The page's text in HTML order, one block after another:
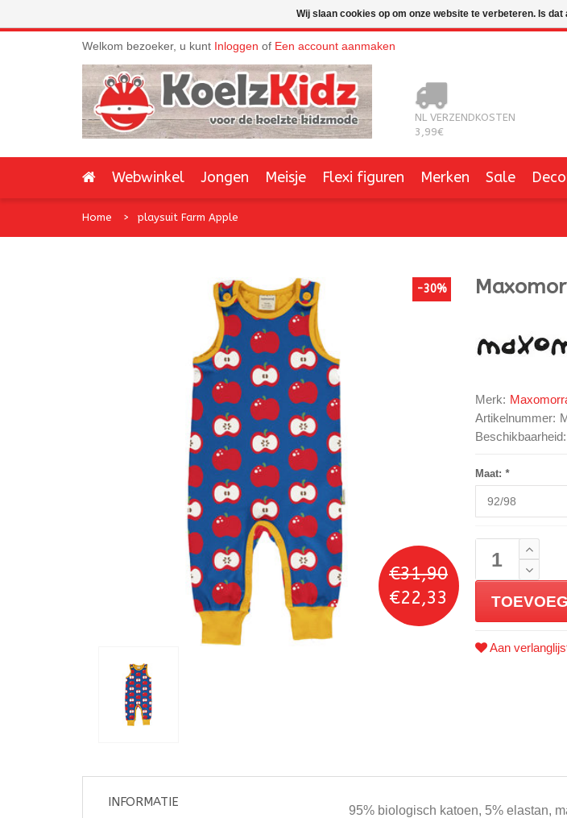
Welkom bezoeker, u kunt Inloggen of Een account aanmaken
NL VERZENDKOSTEN
3,99€
Webwinkel Jongen Meisje Flexi figuren Merken Sale
Home playsuit Farm Apple
-30%
€31,90
€22,33
Merk:
Artikelnummer:
Beschikbaarheid:
Maat: *
Aan
INFORMATIE
95% biologisch katoen, 5% elastan,
Wij slaan cookies op om onze website te verbeteren. Is dat